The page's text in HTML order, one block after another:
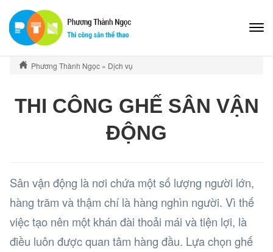
Phương Thành Ngọc » Dịch vụ
THI CÔNG GHẾ SÂN VẬN
ĐỘNG
Sân vận động là nơi chứa một số lượng người lớn,
hàng trăm và thậm chí là hàng nghìn người. Vì thế
việc tạo nên một khán đài thoải mái và tiện lợi, là
điều luôn được quan tâm hàng đầu. Lựa chọn ghế